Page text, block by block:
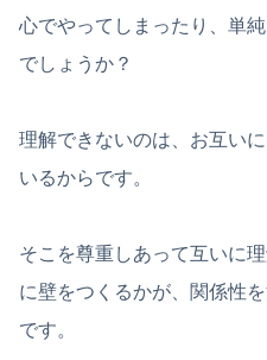
心でやってしまったり、単
でしょうか？
理解できないのは、お互い
いるからです。
そこを尊重しあって互いに
に壁をつくるかが、関係性
です。